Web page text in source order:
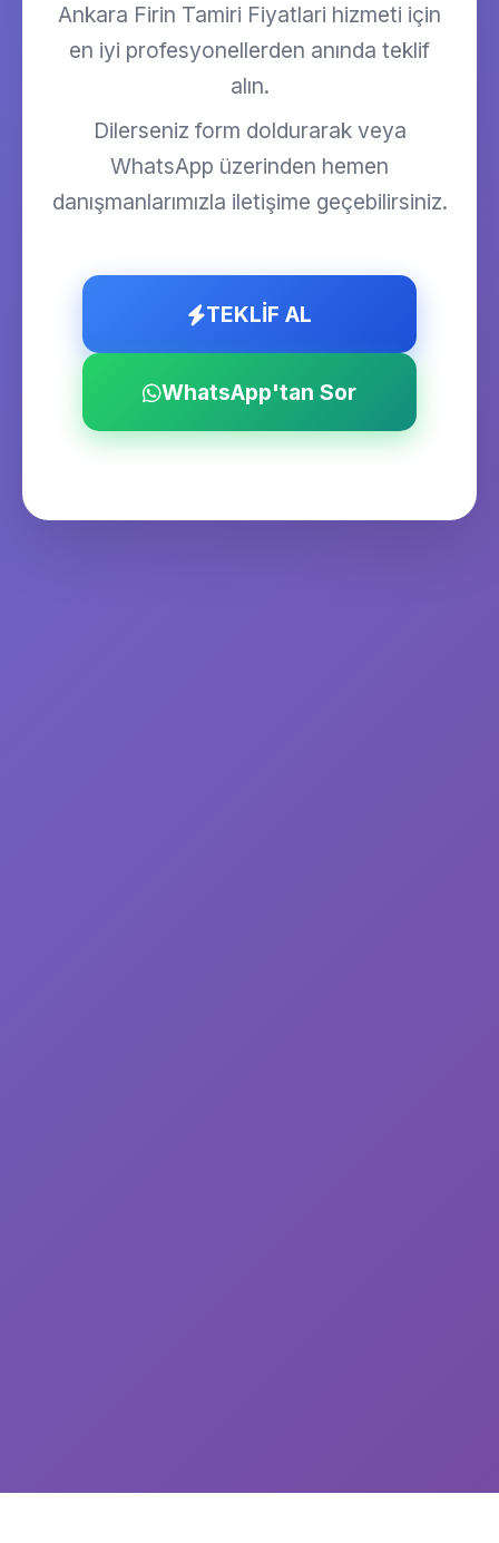
Ankara Firin Tamiri Fiyatlari hizmeti için
en iyi profesyonellerden anında teklif
alın.
Dilerseniz form doldurarak veya
WhatsApp üzerinden hemen
danışmanlarımızla iletişime geçebilirsiniz.
TEKLİF AL
WhatsApp'tan Sor